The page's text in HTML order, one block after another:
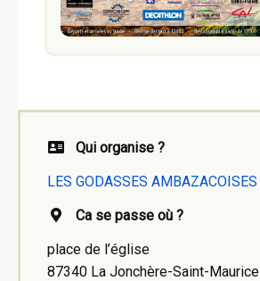
Qui organise ?
LES GODASSES AMBAZACOISES
Ca se passe où ?
place de l’église
87340 La Jonchère-Saint-Maurice